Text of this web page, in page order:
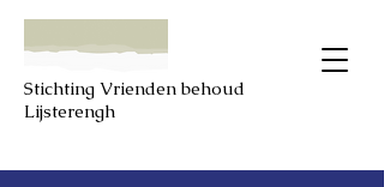
Stichting Vrienden behoud
Lijsterengh